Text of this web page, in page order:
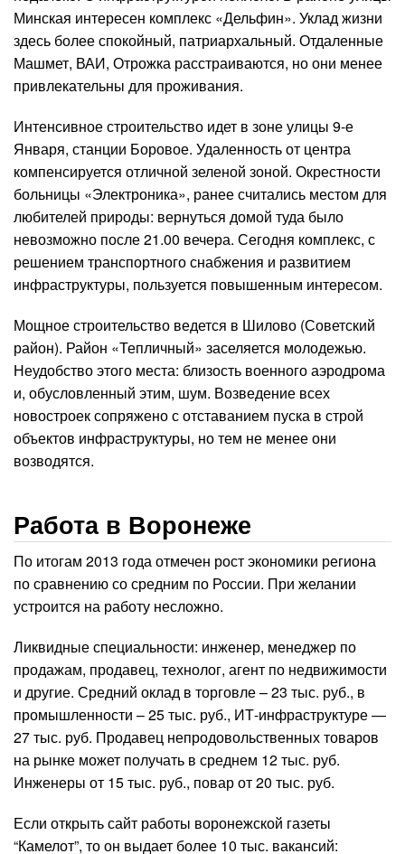
Минская интересен комплекс «Дельфин». Уклад жизни
здесь более спокойный, патриархальный. Отдаленные
Машмет, ВАИ, Отрожка расстраиваются, но они менее
привлекательны для проживания.
Интенсивное строительство идет в зоне улицы 9-е
Января, станции Боровое. Удаленность от центра
компенсируется отличной зеленой зоной. Окрестности
больницы «Электроника», ранее считались местом для
любителей природы: вернуться домой туда было
невозможно после 21.00 вечера. Сегодня комплекс, с
решением транспортного снабжения и развитием
инфраструктуры, пользуется повышенным интересом.
Мощное строительство ведется в Шилово (Советский
район). Район «Тепличный» заселяется молодежью.
Неудобство этого места: близость военного аэродрома
и, обусловленный этим, шум. Возведение всех
новостроек сопряжено с отставанием пуска в строй
объектов инфраструктуры, но тем не менее они
возводятся.
Работа в Воронеже
По итогам 2013 года отмечен рост экономики региона
по сравнению со средним по России. При желании
устроится на работу несложно.
Ликвидные специальности: инженер, менеджер по
продажам, продавец, технолог, агент по недвижимости
и другие. Средний оклад в торговле – 23 тыс. руб., в
промышленности – 25 тыс. руб., ИТ-инфраструктуре —
27 тыс. руб. Продавец непродовольственных товаров
на рынке может получать в среднем 12 тыс. руб.
Инженеры от 15 тыс. руб., повар от 20 тыс. руб.
Если открыть сайт работы воронежской газеты
“Камелот”, то он выдает более 10 тыс. вакансий: